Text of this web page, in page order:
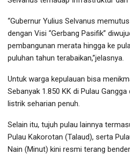
“Gubernur Yulius Selvanus
dengan Visi “Gerbang Pasifik”
pembangunan merata hingga ke
puluhan tahun terabaikan,”jelasnya.
Untuk warga kepulauan bisa
Sebanyak 1.850 KK di Pulau
listrik seharian penuh.
Selain itu, tujuh pulau lainnya
Pulau Kakorotan (Talaud), serta
Nain (Minut) kini resmi terang